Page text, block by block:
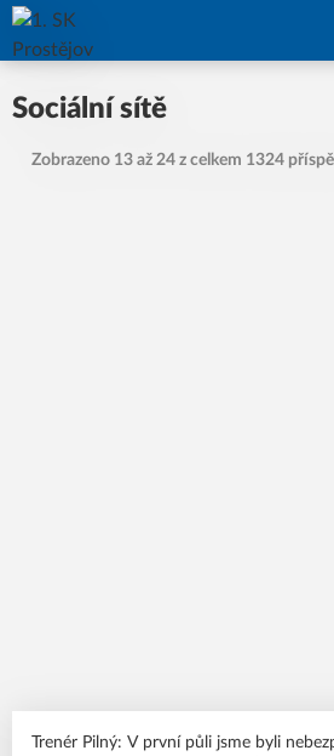
1. SK Prostějov
Sociální sítě
Zobrazeno 13 až 24 z celkem 1324
Trenér Pilný: V první půli jsme byli